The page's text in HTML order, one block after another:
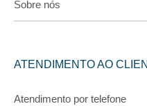
Sobre nós
ATENDIMENTO AO
Atendimento por telefone